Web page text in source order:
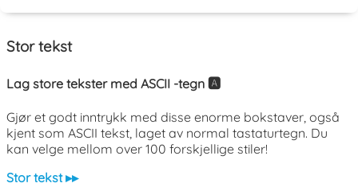
Stor tekst
Lag store tekster med ASCII -tegn 🅰️
Gjør et godt inntrykk med disse enorme bokstaver, også
kjent som ASCII tekst, laget av normal tastaturtegn. Du
kan velge mellom over 100 forskjellige stiler!
Stor tekst ▸▸